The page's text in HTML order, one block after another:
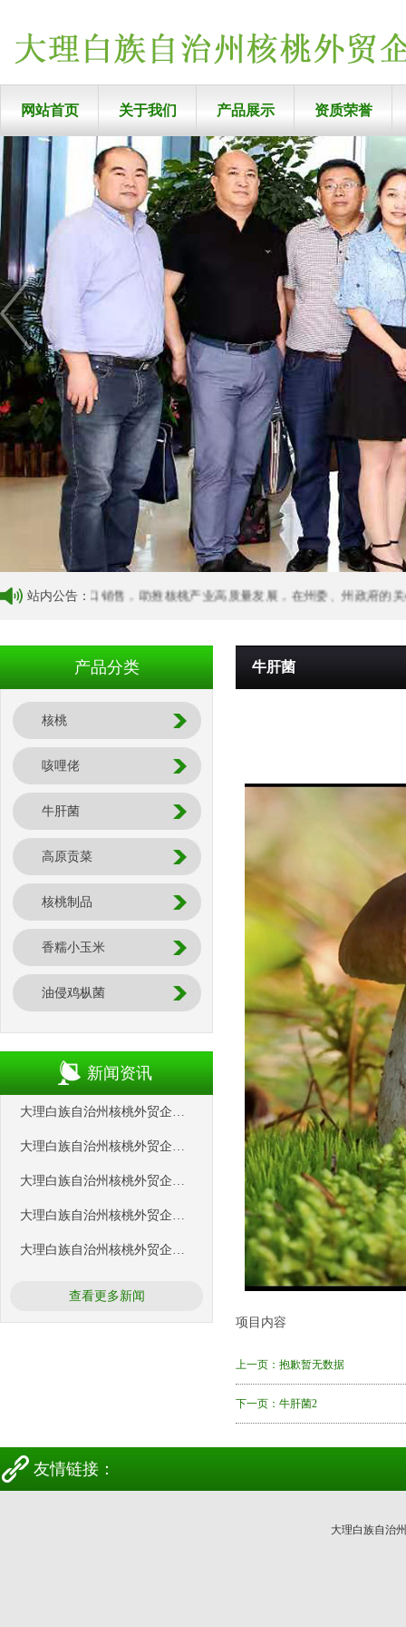
网站首页 关于我们 产品展示 资质荣誉
站内公告：
桃外贸出口销售，助推核桃产业高质量发展，在州委、州政府的关心
产品分类
核桃
咳哩佬
牛肝菌
高原贡菜
核桃制品
香糯小玉米
油侵鸡枞菌
新闻资讯
大理白族自治州核桃外贸企业协会
大理白族自治州核桃外贸企业协会
大理白族自治州核桃外贸企业协会
大理白族自治州核桃外贸企业协会
大理白族自治州核桃外贸企业协会
查看更多新闻
牛肝菌
项目内容
上一页： 抱歉暂无数据
下一页： 牛肝菌2
友情链接：
大理白族自治